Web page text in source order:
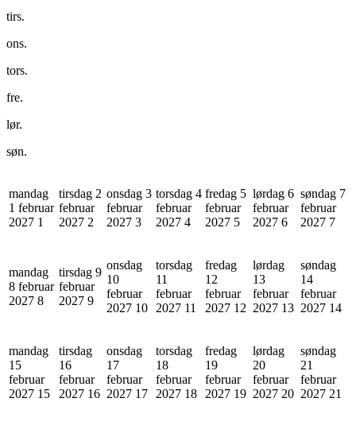
tirs.
ons.
tors.
fre.
lør.
søn.
mandag
1 februar
2027 1
tirsdag 2
februar
2027 2
onsdag 3
februar
2027 3
torsdag 4
februar
2027 4
fredag 5
februar
2027 5
lørdag 6
februar
2027 6
søndag 7
februar
2027 7
mandag
8 februar
2027 8
tirsdag 9
februar
2027 9
onsdag
10
februar
2027 10
torsdag
11
februar
2027 11
fredag
12
februar
2027 12
lørdag
13
februar
2027 13
søndag
14
februar
2027 14
mandag
15
februar
2027 15
tirsdag
16
februar
2027 16
onsdag
17
februar
2027 17
torsdag
18
februar
2027 18
fredag
19
februar
2027 19
lørdag
20
februar
2027 20
søndag
21
februar
2027 21